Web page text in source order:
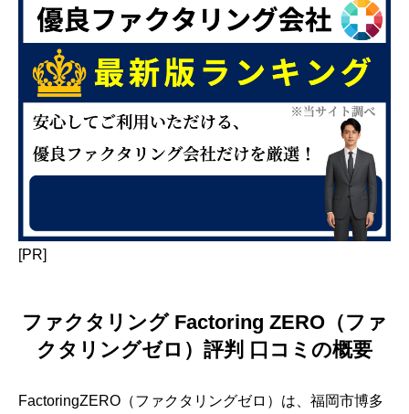
[PR]
ファクタリング Factoring ZERO（ファ
クタリングゼロ）評判 口コミの概要
FactoringZERO（ファクタリングゼロ）は、福岡市博多